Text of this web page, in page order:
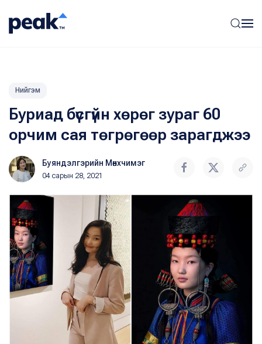
Нийгэм
Буриад бүсгүйн хөрөг зураг 60
орчим сая төгрөгөөр зарагджээ
Буяндэлгэрийн Мөнхчимэг
04 сарын 28, 2021